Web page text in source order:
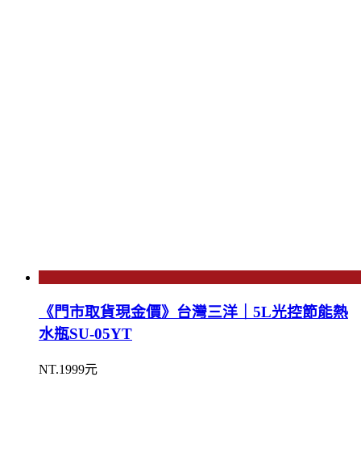
《門市取貨現金價》台灣三洋｜5L光控節能熱
水瓶SU-05YT
NT.1999元